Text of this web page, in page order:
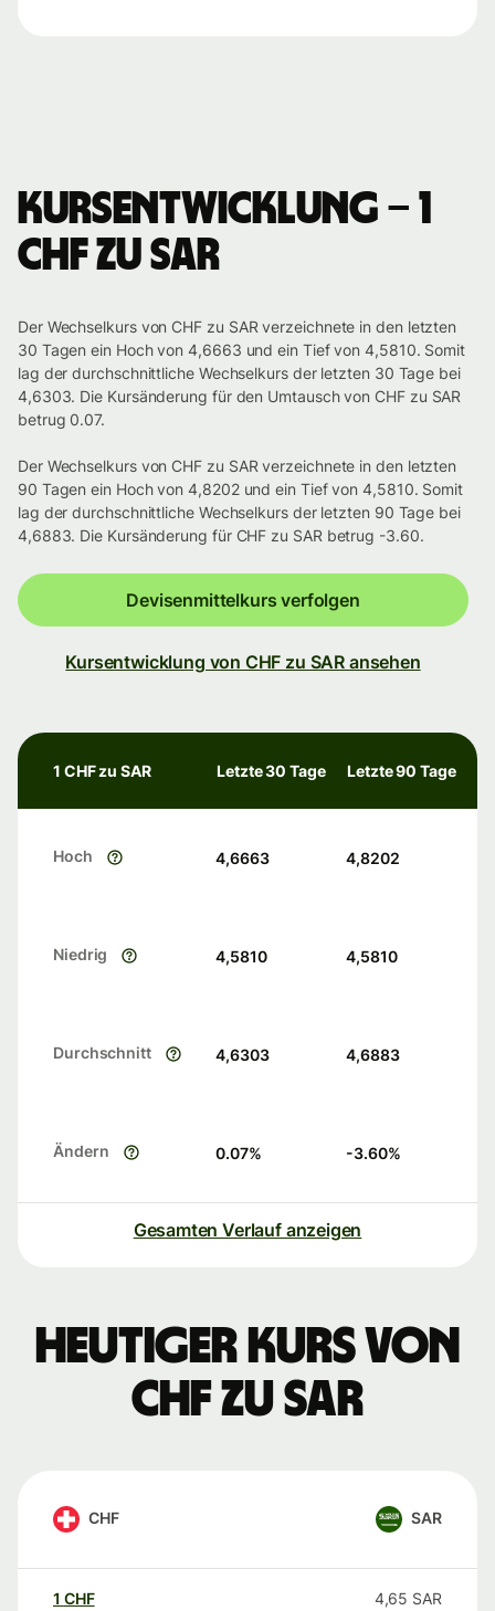
Kursentwicklung – 1
CHF zu SAR
Der Wechselkurs von CHF zu SAR verzeichnete in den letzten
30 Tagen ein Hoch von 4,6663 und ein Tief von 4,5810. Somit
lag der durchschnittliche Wechselkurs der letzten 30 Tage bei
4,6303. Die Kursänderung für den Umtausch von CHF zu SAR
betrug 0.07.
Der Wechselkurs von CHF zu SAR verzeichnete in den letzten
90 Tagen ein Hoch von 4,8202 und ein Tief von 4,5810. Somit
lag der durchschnittliche Wechselkurs der letzten 90 Tage bei
4,6883. Die Kursänderung für CHF zu SAR betrug -3.60.
Devisenmittelkurs verfolgen
Kursentwicklung von CHF zu SAR ansehen
1 CHF zu SAR Letzte 30 Tage Letzte 90 Tage
Hoch 4,6663 4,8202
Niedrig 4,5810 4,5810
Durchschnitt 4,6303 4,6883
Ändern 0.07% -3.60%
Gesamten Verlauf anzeigen
Heutiger Kurs von
CHF zu SAR
CHF SAR
1 CHF 4,65 SAR